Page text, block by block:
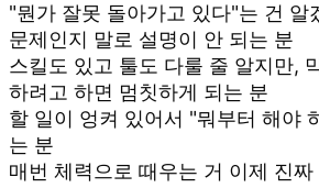
"뭔가 잘못 돌아가고 있다"는 건 알
문제인지 말로 설명이 안 되는 분
스킬도 있고 툴도 다룰 줄 알지만,
하려고 하면 멈칫하게 되는 분
할 일이 엉켜 있어서 "뭐부터 해야
는 분
매번 체력으로 때우는 거 이제 진